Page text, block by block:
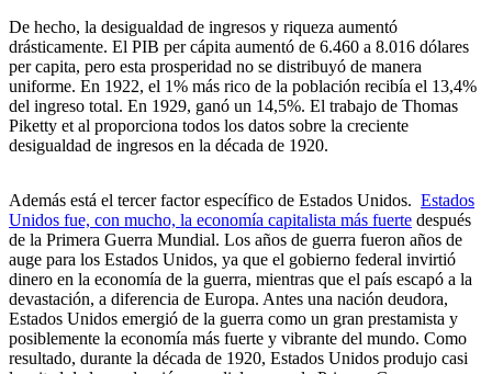
De hecho, la desigualdad de ingresos y riqueza aumentó
drásticamente. El PIB per cápita aumentó de 6.460 a 8.016 dólares
per capita, pero esta prosperidad no se distribuyó de manera
uniforme. En 1922, el 1% más rico de la población recibía el 13,4%
del ingreso total. En 1929, ganó un 14,5%. El trabajo de Thomas
Piketty et al proporciona todos los datos sobre la creciente
desigualdad de ingresos en la década de 1920.
Además está el tercer factor específico de Estados Unidos. Estados
Unidos fue, con mucho, la economía capitalista más fuerte después
de la Primera Guerra Mundial. Los años de guerra fueron años de
auge para los Estados Unidos, ya que el gobierno federal invirtió
dinero en la economía de la guerra, mientras que el país escapó a la
devastación, a diferencia de Europa. Antes una nación deudora,
Estados Unidos emergió de la guerra como un gran prestamista y
posiblemente la economía más fuerte y vibrante del mundo. Como
resultado, durante la década de 1920, Estados Unidos produjo casi